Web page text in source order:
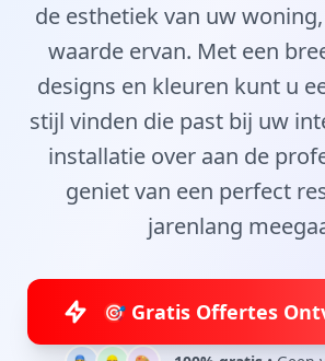
de esthetiek van uw
waarde ervan. Met een
designs en kleuren kunt u
stijl vinden die past bij uw
installatie over aan de
geniet van een perfect
jarenlang
🎯 Gratis Offertes